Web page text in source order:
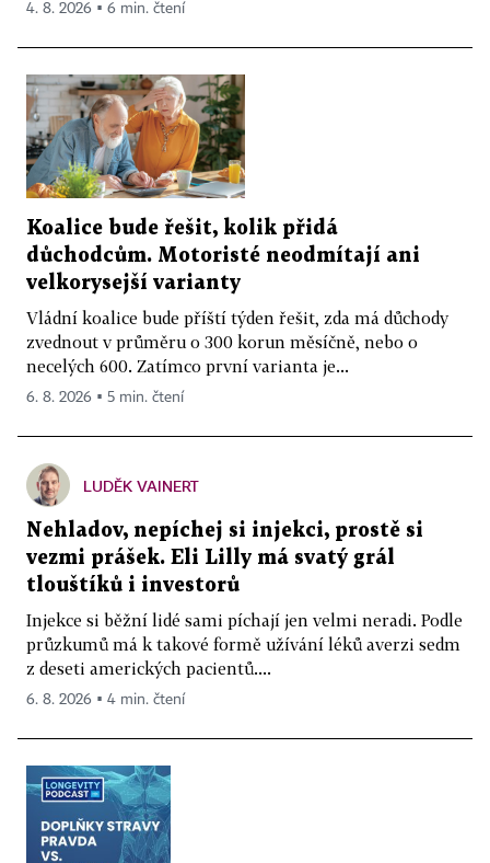
4. 8. 2026 ▪ 6 min. čtení
Koalice bude řešit, kolik přidá
důchodcům. Motoristé neodmítají ani
velkorysejší varianty
Vládní koalice bude příští týden řešit, zda má důchody
zvednout v průměru o 300 korun měsíčně, nebo o
necelých 600. Zatímco první varianta je...
6. 8. 2026 ▪ 5 min. čtení
LUDĚK VAINERT
Nehladov, nepíchej si injekci, prostě si
vezmi prášek. Eli Lilly má svatý grál
tlouštíků i investorů
Injekce si běžní lidé sami píchají jen velmi neradi. Podle
průzkumů má k takové formě užívání léků averzi sedm
z deseti amerických pacientů....
6. 8. 2026 ▪ 4 min. čtení